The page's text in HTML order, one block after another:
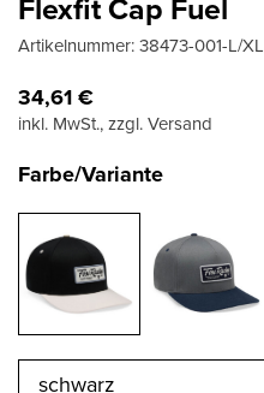
Flexfit Cap Fuel
Artikelnummer:38473-001-L/XL
34,61€
inkl. MwSt., zzgl. Versand
Farbe/Variante